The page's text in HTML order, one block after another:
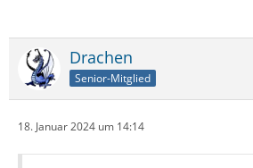
Drachen
Senior-Mitglied
18. Januar 2024 um 14:14